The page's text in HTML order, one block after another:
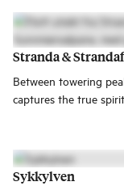
Paddelmöglichkeiten
Veiholmen sind nur
erwarten, wenn du die
Stranda &
Between towering
captures the true
around the corner.
Sykkylven